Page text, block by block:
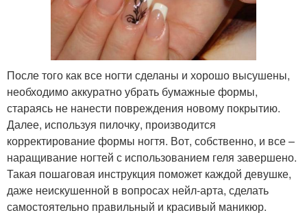
После того как все ногти сделаны и хорошо высушены,
необходимо аккуратно убрать бумажные формы,
стараясь не нанести повреждения новому покрытию.
Далее, используя пилочку, производится
корректирование формы ногтя. Вот, собственно, и все –
наращивание ногтей с использованием геля завершено.
Такая пошаговая инструкция поможет каждой девушке,
даже неискушенной в вопросах нейл-арта, сделать
самостоятельно правильный и красивый маникюр.